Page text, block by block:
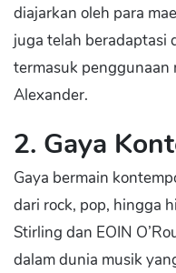
diajarkan oleh para
juga telah beradaptasi
termasuk penggunaan
Alexander.
2. Gaya
Gaya bermain
dari rock, pop, hingga
Stirling dan EOIN
dalam dunia musik